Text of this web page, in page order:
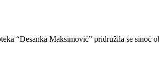
“Desanka Maksimović” pridružila se sinoć